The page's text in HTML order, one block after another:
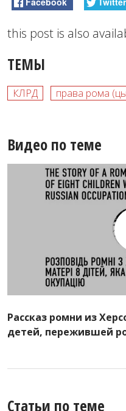
this post is also
ТЕМЫ
КЛРД права рома
Видео по теме
Рассказ ромни из
детей, пережившей
Статьи по теме